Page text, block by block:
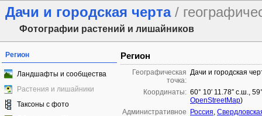
Дачи и городская черта /
Фотографии растений и лишайников
Регион
Ландшафты и сообщества
Растения и лишайники
Таксоны с фото
Регион
Географическая
точка:
Дачи и городская
Координаты: 60° 10′ 11.78″ с.ш.,
OpenStreetMap)
Административное
Россия,